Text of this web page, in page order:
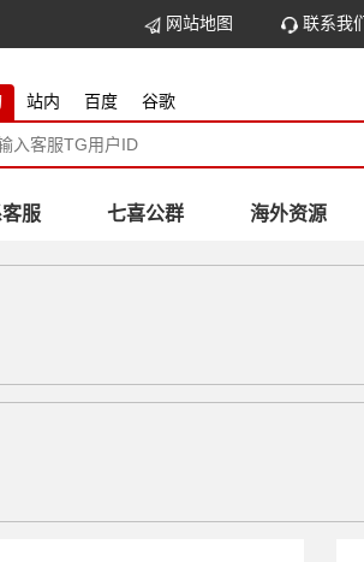
联系我们
网站地图
站内 百度 谷歌
服 七喜公群 海外资源